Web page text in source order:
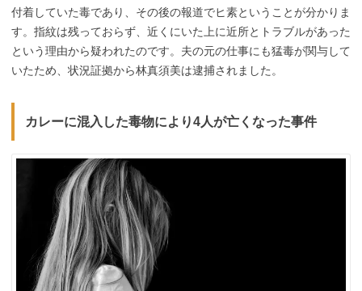
付着していた毒であり、その後の報道でヒ素ということが分かりま
す。指紋は残っておらず、近くにいた上に近所とトラブルがあった
という理由から疑われたのです。夫の元の仕事にも猛毒が関与して
いたため、状況証拠から林真須美は逮捕されました。
カレーに混入した毒物により4人が亡くなった事件